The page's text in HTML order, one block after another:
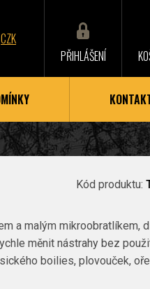
CZK
PŘIHLÁŠENÍ
Kód produktu:
a malým mikroobratlíkem,
měnit nástrahy bez
boilies, plovouček,